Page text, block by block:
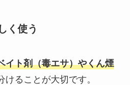
く使う
イト剤（毒エサ）やくん煙
ることが大切です。